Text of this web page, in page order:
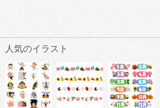
人気のイラスト